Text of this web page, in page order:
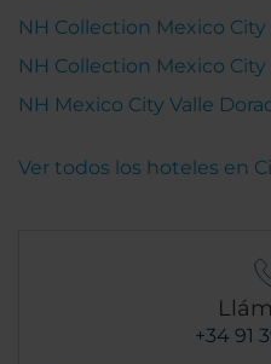
NH Collection Mexico
NH Collection Mexico City
NH Mexico City Valle
Ver todos los hoteles en
+34 91